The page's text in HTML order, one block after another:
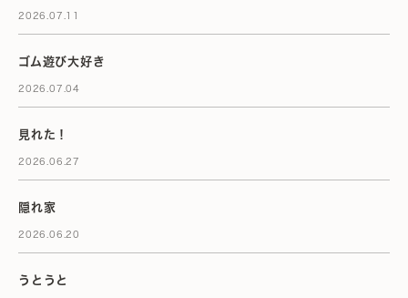
2026.07.11
ゴム遊び大好き
2026.07.04
見れた！
2026.06.27
隠れ家
2026.06.20
うとうと